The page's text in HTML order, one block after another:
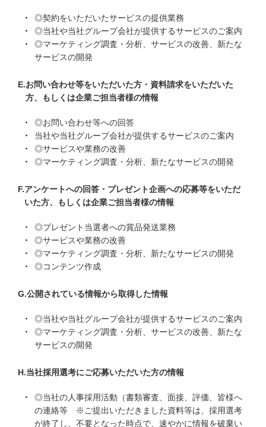
◎契約をいただいたサービスの提供業務
◎当社や当社グループ会社が提供するサービスのご案内
◎マーケティング調査・分析、サービスの改善、新たな
サービスの開発
お問い合わせ等をいただいた方・資料請求をいただいた
方、もしくは企業ご担当者様の情報
◎お問い合わせ等への回答
当社や当社グループ会社が提供するサービスのご案内
◎サービスや業務の改善
◎マーケティング調査・分析、新たなサービスの開発
アンケートへの回答・プレゼント企画への応募等をいただ
いた方、もしくは企業ご担当者様の情報
◎プレゼント当選者への賞品発送業務
◎サービスや業務の改善
◎マーケティング調査・分析、新たなサービスの開発
◎コンテンツ作成
公開されている情報から取得した情報
◎当社や当社グループ会社が提供するサービスのご案内
◎マーケティング調査・分析、サービスの改善、新たな
サービスの開発
当社採用選考にご応募いただいた方の情報
◎当社の人事採用活動（書類審査、面接、評価、皆様へ
の連絡等 ※ご提出いただきました資料等は、採用選考
が終了し、不要となった時点で、速やかに情報を破棄い